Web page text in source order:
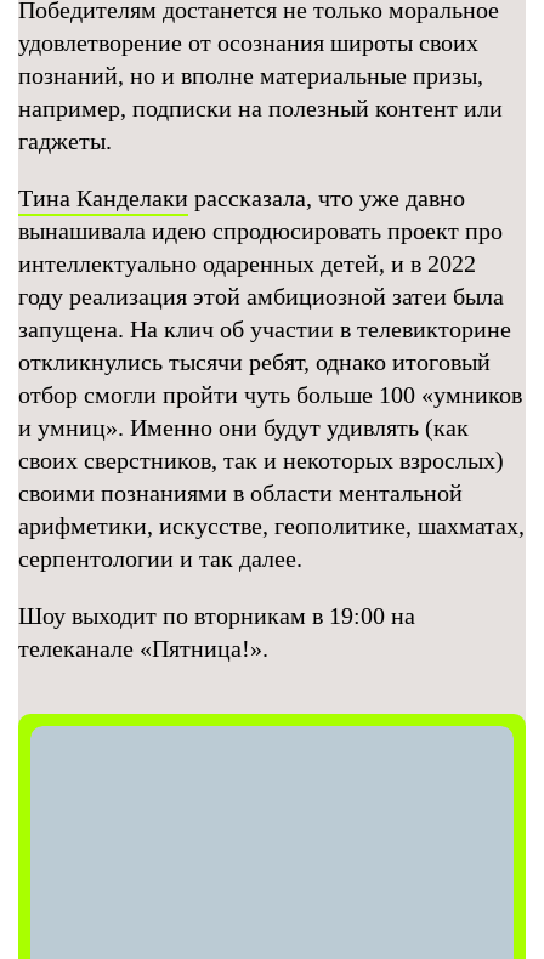
Победителям достанется не только моральное
удовлетворение от осознания широты своих
познаний, но и вполне материальные призы,
например, подписки на полезный контент или
гаджеты.
Тина Канделаки рассказала, что уже давно
вынашивала идею спродюсировать проект про
интеллектуально одаренных детей, и в 2022
году реализация этой амбициозной затеи была
запущена. На клич об участии в телевикторине
откликнулись тысячи ребят, однако итоговый
отбор смогли пройти чуть больше 100 «умников
и умниц». Именно они будут удивлять (как
своих сверстников, так и некоторых взрослых)
своими познаниями в области ментальной
арифметики, искусстве, геополитике, шахматах,
серпентологии и так далее.
Шоу выходит по вторникам в 19:00 на
телеканале «Пятница!».